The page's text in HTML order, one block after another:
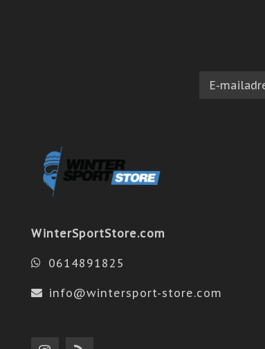
WinterSportStore.com
0614891825
info@wintersport-store.com